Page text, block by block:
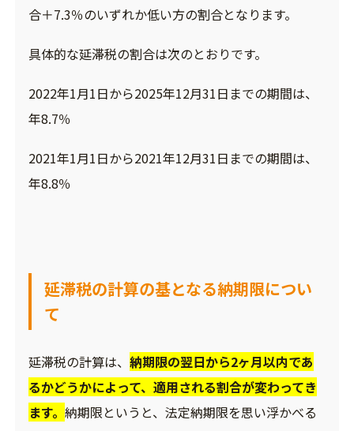
合＋7.3％のいずれか低い方の割合となります。
具体的な延滞税の割合は次のとおりです。
2022年1月1日から2025年12月31日までの期間は、
年8.7％
2021年1月1日から2021年12月31日までの期間は、
年8.8％
延滞税の計算の基となる納期限につい
て
延滞税の計算は、 納期限の翌日から2ヶ月以内であ
るかどうかによって、適用される割合が変わってき
ます。 納期限というと、法定納期限を思い浮かべる